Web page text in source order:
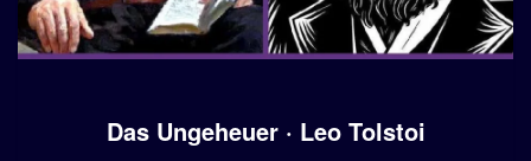
Das Ungeheuer · Leo Tolstoi